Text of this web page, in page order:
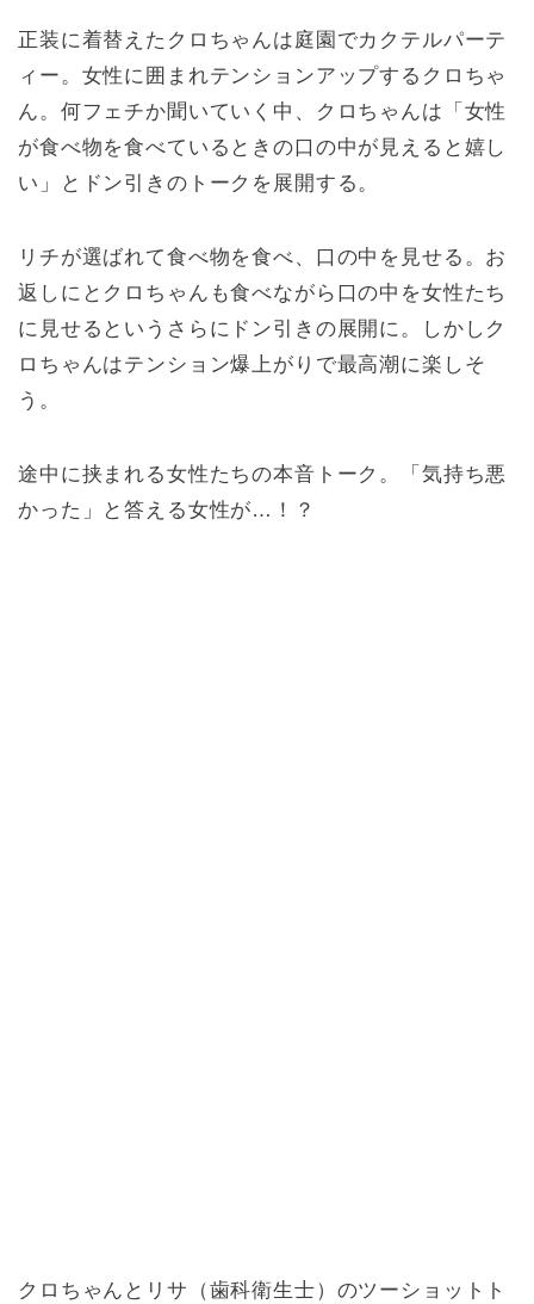
正装に着替えたクロちゃんは庭園でカクテルパーテ
ィー。女性に囲まれテンションアップするクロちゃ
ん。何フェチか聞いていく中、クロちゃんは「女性
が食べ物を食べているときの口の中が見えると嬉し
い」とドン引きのトークを展開する。
リチが選ばれて食べ物を食べ、口の中を見せる。お
返しにとクロちゃんも食べながら口の中を女性たち
に見せるというさらにドン引きの展開に。しかしク
ロちゃんはテンション爆上がりで最高潮に楽しそ
う。
途中に挟まれる女性たちの本音トーク。「気持ち悪
かった」と答える女性が…！？
クロちゃんとリサ（歯科衛生士）のツーショットト